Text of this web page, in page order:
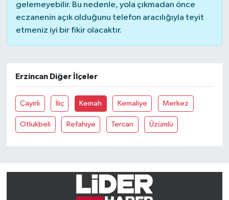
gelemeyebilir. Bu nedenle, yola çıkmadan önce
eczanenin açık olduğunu telefon aracılığıyla teyit
etmeniz iyi bir fikir olacaktır.
Erzincan Diğer İlçeler
Çayirli İliç Kemah Kemaliye Merkez
Otlukbeli Refahiye Tercan Üzümlü